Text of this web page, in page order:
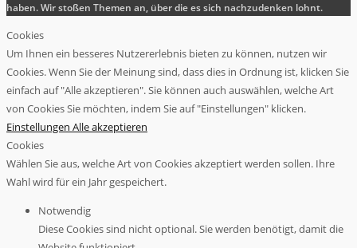
haben. Wir stoßen Themen an, über die es sich nachzudenken lohnt.
Cookies
Um Ihnen ein besseres Nutzererlebnis bieten zu können, nutzen wir
Cookies. Wenn Sie der Meinung sind, dass dies in Ordnung ist, klicken Sie
einfach auf "Alle akzeptieren". Sie können auch auswählen, welche Art
von Cookies Sie möchten, indem Sie auf "Einstellungen" klicken.
Einstellungen Alle akzeptieren
Cookies
Wählen Sie aus, welche Art von Cookies akzeptiert werden sollen. Ihre
Wahl wird für ein Jahr gespeichert.
Notwendig
Diese Cookies sind nicht optional. Sie werden benötigt, damit die